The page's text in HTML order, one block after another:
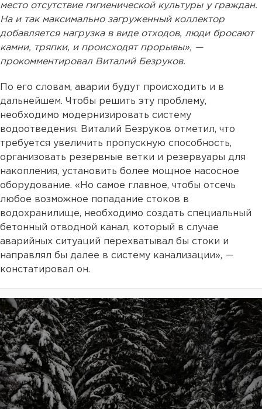
место отсутствие гигиенической культуры у граждан.
На и так максимально загруженный коллектор
добавляется нагрузка в виде отходов, люди бросают
камни, тряпки, и происходят прорывы», —
прокомментировал Виталий Безруков.
По его словам, аварии будут происходить и в
дальнейшем. Чтобы решить эту проблему,
необходимо модернизировать систему
водоотведения. Виталий Безруков отметил, что
требуется увеличить пропускную способность,
организовать резервные ветки и резервуары для
накопления, установить более мощное насосное
оборудование. «Но самое главное, чтобы отсечь
любое возможное попадание стоков в
водохранилище, необходимо создать специальный
бетонный отводной канал, который в случае
аварийных ситуаций перехватывал бы стоки и
направлял бы далее в систему канализации», —
констатировал он.